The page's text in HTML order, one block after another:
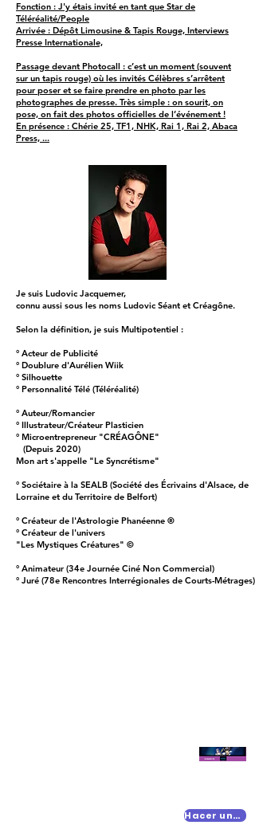
Fonction : J'y étais invité en tant que Star de
Téléréalité/People
Arrivée : Dépôt Limousine & Tapis Rouge, Interviews
Presse Internationale,
Passage devant Photocall : c’est un moment (souvent
sur un tapis rouge) où les invités Célèbres s’arrêtent
pour poser et se faire prendre en photo par les
photographes de presse. Très simple : on sourit, on
pose, on fait des photos officielles de l’événement !
En présence : Chérie 25, TF1, NHK, Rai 1, Rai 2, Abaca
Press, ...
Je suis Ludovic Jacquemer,
connu aussi sous les noms Ludovic Séant et Créagône.
Selon la définition, je suis Multipotentiel :
° Acteur de Publicité
° Doublure d'Aurélien Wiik
° Silhouette
° Personnalité Télé (Téléréalité)
° Auteur/Romancier
° Illustrateur/Créateur Plasticien
° Microentrepreneur "CRÉAGÔNE"
(Depuis 2020)
Mon art s'appelle "Le Syncrétisme"
° Sociétaire à la SEALB (Société des Écrivains d'Alsace, de
Lorraine et du Territoire de Belfort)
° Créateur de l'Astrologie Phanéenne ®
° Créateur de l'univers
"Les Mystiques Créatures" ©
° Animateur (34e Journée Ciné Non Commercial)
° Juré (78e Rencontres Interrégionales de Courts-Métrages)
Hacer una donación